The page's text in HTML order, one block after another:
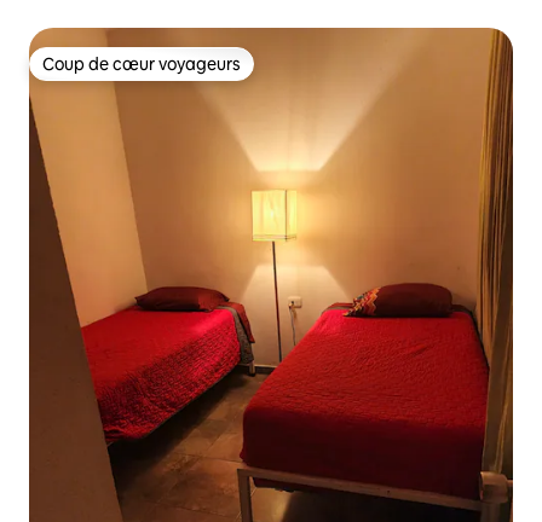
Coup de cœur voyageurs
Coup de cœur voyageurs